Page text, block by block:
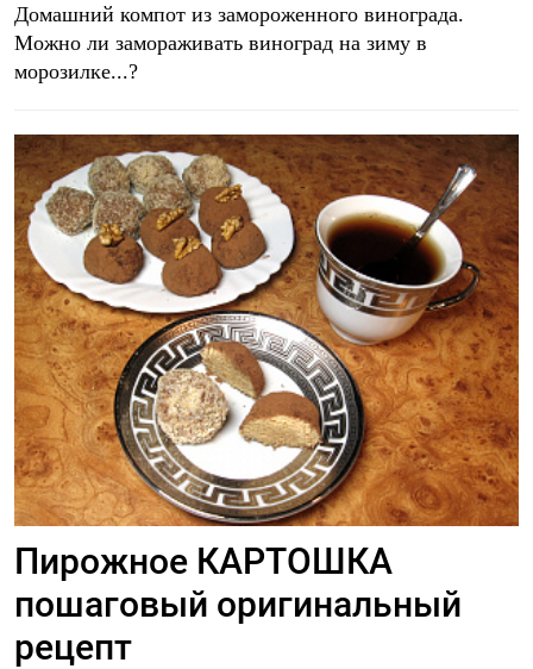
Домашний компот из замороженного винограда.
Можно ли замораживать виноград на зиму в
морозилке...?
Пирожное КАРТОШКА
пошаговый оригинальный
рецепт